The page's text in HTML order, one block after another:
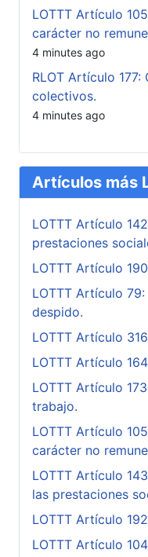
LOTTT Artículo
carácter no
4 minutes ago
RLOT Artículo
colectivos.
4 minutes ago
Artículos más
LOTTT Artículo
prestaciones
LOTTT Artículo
LOTTT Artículo
despido.
LOTTT Artículo
LOTTT Artículo
LOTTT Artículo
trabajo.
LOTTT Artículo
carácter no
LOTTT Artículo
las prestaciones
LOTTT Artículo
LOTTT Artículo